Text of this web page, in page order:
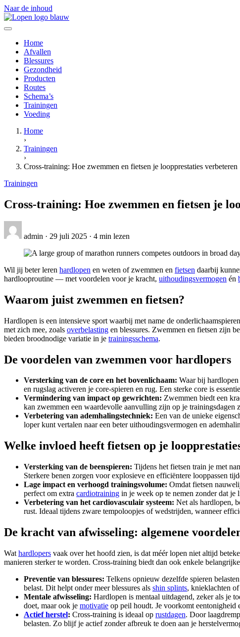
Naar de inhoud
Home
Afvallen
Blessures
Gezondheid
Producten
Routes
Schema’s
Trainingen
Voeding
Home
›
Trainingen
›
Cross-training: Hoe zwemmen en fietsen je loopprestaties verbeteren
Trainingen
Cross-training: Hoe zwemmen en fietsen je
admin · 29 juli 2025 · 4 min lezen
Wil jij beter leren hardlopen en weten of zwemmen en fietsen daarbij
hardlooproutine — met voordelen voor je kracht, uithoudingsvermogen én
Waarom juist zwemmen en fietsen?
Hardlopen is een intensieve sport waarbij met name de
met zich mee, zoals overbelasting en blessures. Zwemmen en fietsen zijn
bieden broodnodige variatie in je trainingsschema.
De voordelen van zwemmen voor hardlopers
Versterking van de core en het bovenlichaam: Waar bij
en rugslag activeren je core-spieren en rug. Een sterke core is
Vermindering van impact op gewrichten: Zwemmen biedt een
kan zwemmen een waardevolle aanvulling zijn op je trainingsdagen
Verbetering van ademhalingstechniek: Een van de unieke
loper kunt vertalen naar een beter uithoudingsvermogen en
Welke invloed heeft fietsen op je
Versterking van de beenspieren: Tijdens het fietsen train je met
Sterkere benen zorgen voor explosieve en efficiëntere looppassen
Lage impact en verhoogd trainingsvolume: Omdat fietsen
perfect om extra cardiotraining in je week op te nemen zonder dat je
Verbetering van het cardiovasculair systeem: Net als hardlopen,
rust. Ideaal tijdens zware tempoloopjes of wedstrijden, wanneer
De kracht van afwisseling: algemene
Wat hardlopers vaak over het hoofd zien, is dat méér lopen niet altijd
manieren sterker te worden. Cross-training biedt dan ook enkele
Preventie van blessures: Telkens opnieuw dezelfde spieren
belast. Dit helpt onder meer blessures als shin splints, knieklachten
Mentale afwisseling: Hardlopen is mentaal uitdagend, zeker als je
doet, maar ook je motivatie op peil houdt. Je voorkomt eentonigheid
Actief herstel: Cross-training is ideaal op rustdagen. Door
belasten. Zo blijf je actief zonder afbreuk te doen aan je